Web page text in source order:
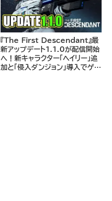
『The First Descendant』最
新アップデート1.1.0が配信開始
へ！新キャラクター「ヘイリー」追
加と「侵入ダンジョン」導入でゲー